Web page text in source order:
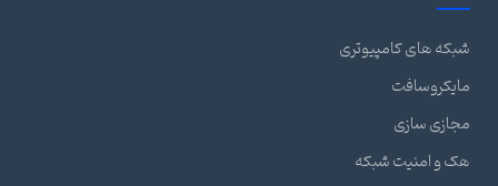
شبکه های کامپیوتری
مایکروسافت
مجازی سازی
هک و امنیت شبکه